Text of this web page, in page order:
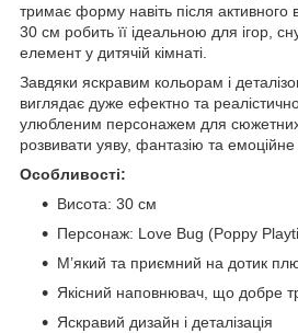
тримає форму навіть після активного
30 см робить її ідеальною для ігор,
елемент у дитячій кімнаті.
Завдяки яскравим кольорам і
виглядає дуже ефектно та
улюбленим персонажем для
розвивати уяву, фантазію та
Особливості:
Висота: 30 см
Персонаж: Love Bug (Poppy
М’який та приємний на дотик
Якісний наповнювач, що добре
Яскравий дизайн і деталізація